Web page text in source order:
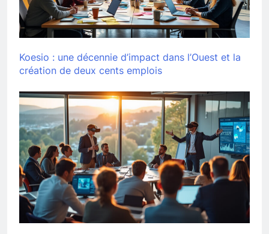
Koesio : une décennie d’impact dans l’Ouest et la
création de deux cents emplois